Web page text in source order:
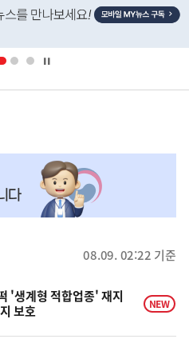
08.09. 02:22 기준
'생계형 적합업종' 재지
보호
NEW